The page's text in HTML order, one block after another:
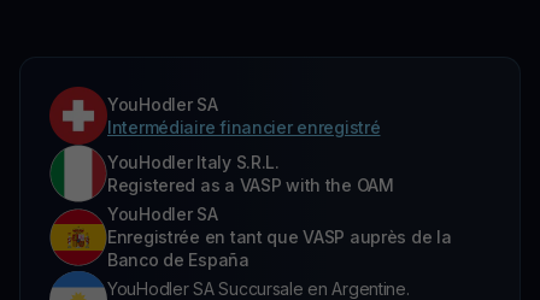
YouHodler SA
Intermédiaire financier enregistré
YouHodler Italy S.R.L.
Registered as a VASP with the OAM
YouHodler SA
Enregistrée en tant que VASP auprès de la
Banco de España
YouHodler SA Succursale en Argentine.